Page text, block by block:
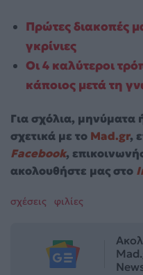
Πρώτες διακοπές
γκρίνιες
Οι 4 καλύτεροι
κάποιος μετά τη
Για σχόλια, μηνύματα
σχετικά με το Mad.gr,
Facebook,
ακολουθήστε μας στο
σχέσεις φιλίες